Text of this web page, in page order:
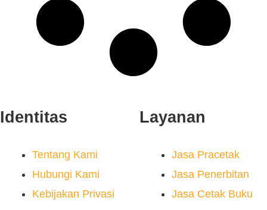
Identitas
Tentang Kami
Hubungi Kami
Kebijakan Privasi
Layanan
Jasa Pracetak
Jasa Penerbitan
Jasa Cetak Buku